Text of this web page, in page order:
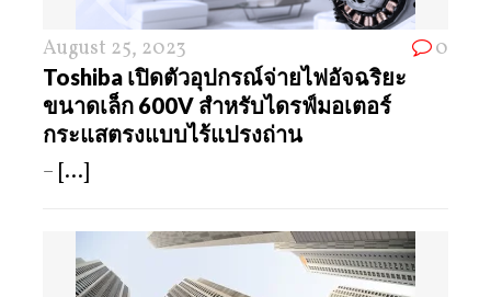
August 25, 2023 0
Toshiba เปิดตัวอุปกรณ์จ่ายไฟอัจฉริยะ
ขนาดเล็ก 600V สำหรับไดรฟ์มอเตอร์
กระแสตรงแบบไร้แปรงถ่าน
– [...]